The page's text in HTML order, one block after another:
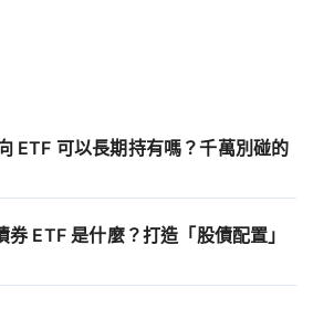
ETF 可以長期持有嗎？千萬別碰的
ETF 是什麼？打造「股債配置」